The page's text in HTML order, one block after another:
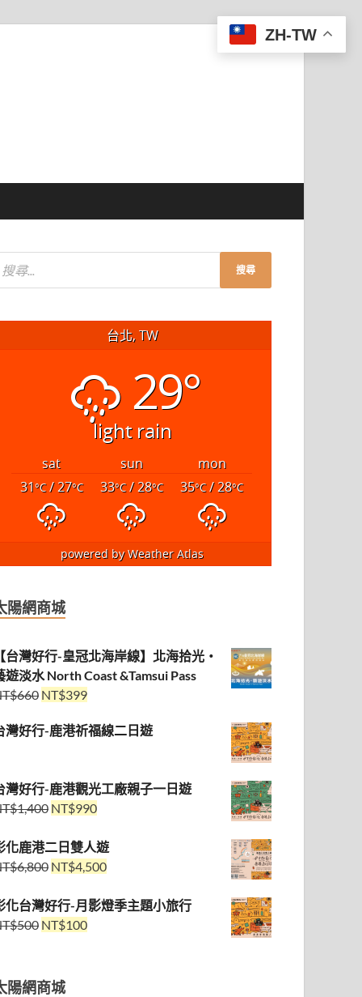
台北, TW
29°
light rain
sat sun
mon
31°C/ 27°C 33°C/ 28°C 35°C/ 28°C
powered byWeather Atlas
陽網商城
台灣好行-皇冠北海岸線】北海拾光・
遊淡水 North Coast &Tamsui Pass
660 NT$399
灣好行-鹿港祈福線二日遊
灣好行-鹿港觀光工廠親子一日遊
1,400 NT$990
化鹿港二日雙人遊
6,800 NT$4,500
化台灣好行-月影燈季主題小旅行
500 NT$100
陽網商城
ZH-TW